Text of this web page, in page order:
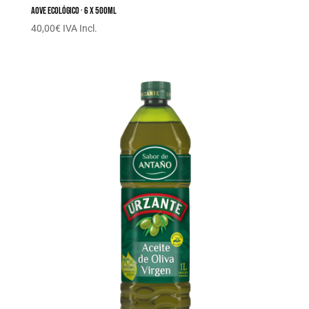
AOVE Ecológico · 6 x 500ML
40,00€ IVA Incl.